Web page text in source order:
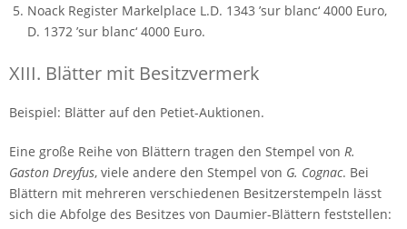
Noack Register Markelplace L.D. 1343 ’sur blanc‘ 4000 Euro,
D. 1372 ’sur blanc‘ 4000 Euro.
XIII. Blätter mit Besitzvermerk
Beispiel: Blätter auf den Petiet-Auktionen.
Eine große Reihe von Blättern tragen den Stempel von R.
Gaston Dreyfus, viele andere den Stempel von G. Cognac. Bei
Blättern mit mehreren verschiedenen Besitzerstempeln lässt
sich die Abfolge des Besitzes von Daumier-Blättern feststellen: